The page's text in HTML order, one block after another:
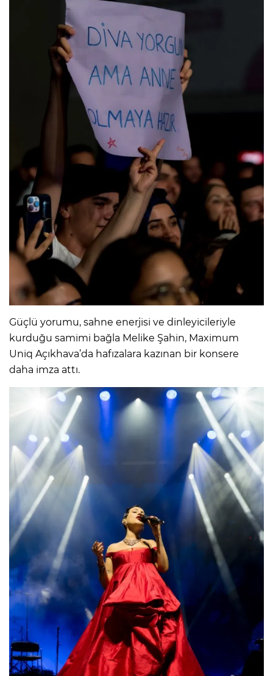
Güçlü yorumu, sahne enerjisi ve dinleyicileriyle
kurduğu samimi bağla Melike Şahin, Maximum
Uniq Açıkhava’da hafızalara kazınan bir konsere
daha imza attı.